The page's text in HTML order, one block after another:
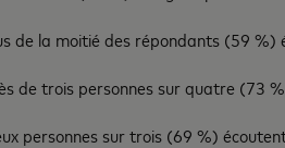
de la moitié des répondants (59 %)
de trois personnes sur quatre (73
personnes sur trois (69 %)